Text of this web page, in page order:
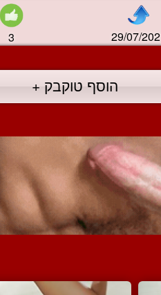
3 29/07/
הוסף טוקבק +